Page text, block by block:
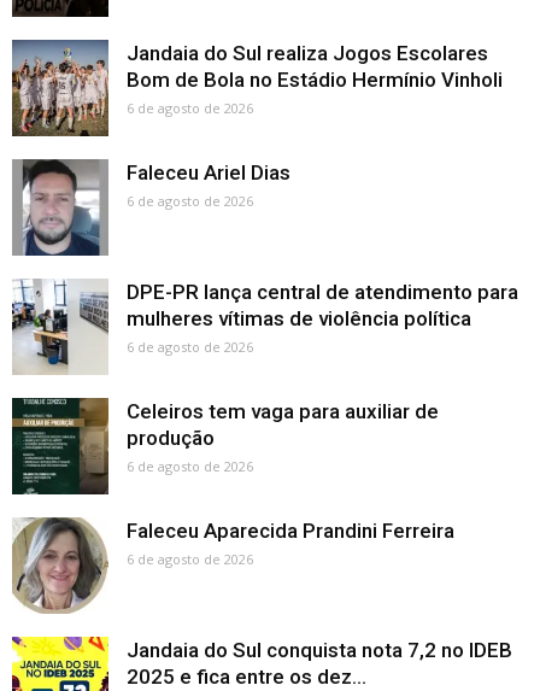
Jandaia do Sul realiza Jogos Escolares
Bom de Bola no Estádio Hermínio Vinholi
6 de agosto de 2026
Faleceu Ariel Dias
6 de agosto de 2026
DPE-PR lança central de atendimento para
mulheres vítimas de violência política
6 de agosto de 2026
Celeiros tem vaga para auxiliar de
produção
6 de agosto de 2026
Faleceu Aparecida Prandini Ferreira
6 de agosto de 2026
Jandaia do Sul conquista nota 7,2 no IDEB
2025 e fica entre os dez...